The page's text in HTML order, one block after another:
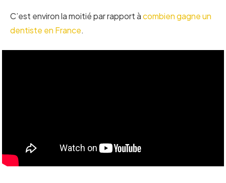
C’est environ la moitié par rapport àcombien gagne un
dentiste en France.